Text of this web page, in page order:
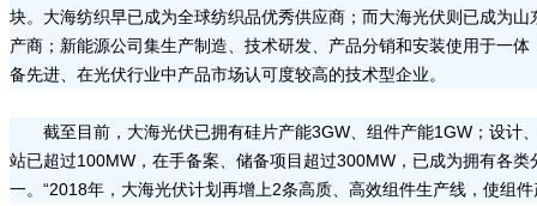
块。大海纺织早已成为全球纺织品优秀供应商；而大海光伏则已成为
产商；新能源公司集生产制造、技术研发、产品分销和安装使用于一
备先进、在光伏行业中产品市场认可度较高的技术型企业。
截至目前，大海光伏已拥有硅片产能3GW、组件产能1GW；设计
站已超过100MW，在手备案、储备项目超过300MW，已成为拥有各
一。“2018年，大海光伏计划再增上2条高质、高效组件生产线，使组